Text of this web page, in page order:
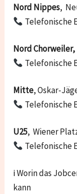
Nord Nippes,
Telefonische
Nord Chorweiler,
Telefonische
Mitte, Oskar-
Telefonische
U25, Wiener
Telefonische
ℹ Worin das
kann